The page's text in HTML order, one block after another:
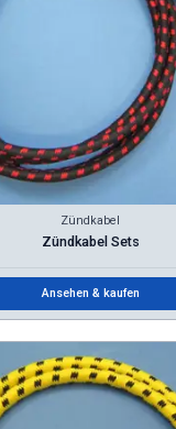
Zündkabel
Zündkabel Sets
Ansehen & kaufen